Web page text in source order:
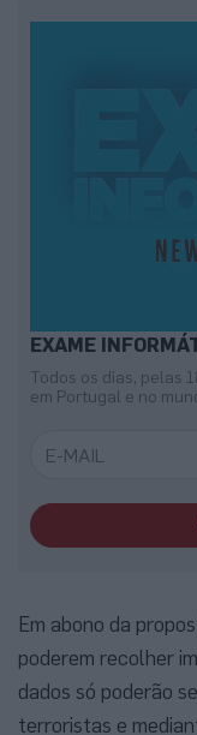
EXAME
Todos os dias, pelas
em Portugal e no
Em abono da
poderem recolher
dados só poderão
terroristas e